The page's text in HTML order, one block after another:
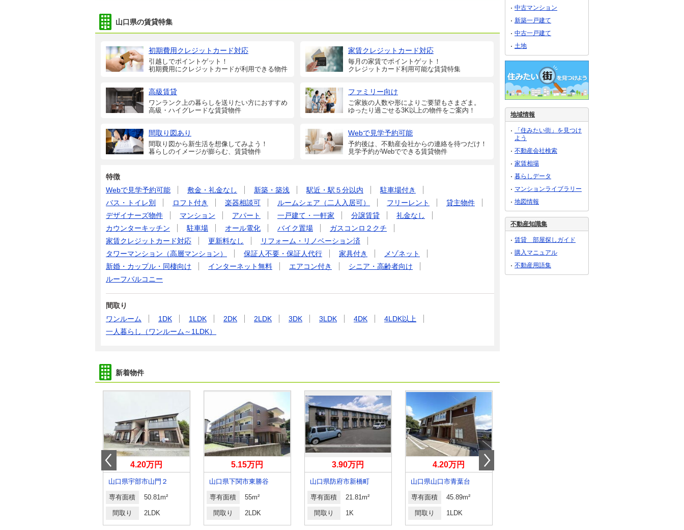
山口県の賃貸特集
初期費用クレジットカード対応
引越しでポイントゲット！
初期費用にクレジットカードが利用できる物件
家賃クレジットカード対応
毎月の家賃でポイントゲット！
クレジットカード利用可能な賃貸特集
高級賃貸
ワンランク上の暮らしを送りたい方におすすめ
高級・ハイグレードな賃貸物件
ファミリー向け
ご家族の人数や形によりご要望もさまざま。
ゆったり過ごせる3K以上の物件をご案内！
間取り図あり
間取り図から新生活を想像してみよう！
暮らしのイメージが膨らむ、賃貸物件
Webで見学予約可能
予約後は、不動産会社からの連絡を待つだけ！
見学予約がWebでできる賃貸物件
特徴
Webで見学予約可能
敷金・礼金なし 新築・築浅 駅近・駅５分以内
駐車場付き
バス・トイレ別
ロフト付き 楽器相談可 ルームシェア（二人入居可） フリーレント
貸主物件
デザイナーズ物件
マンション アパート 一戸建て・一軒家 分譲賃貸
礼金なし
カウンターキッチン
駐車場 オール電化 バイク置場
ガスコンロ２クチ
家賃クレジットカード対応
更新料なし
リフォーム・リノベーション済
タワーマンション（高層マンション）
保証人不要・保証人代行 家具付き
メゾネット
新婚・カップル・同棲向け
インターネット無料 エアコン付き
シニア・高齢者向け
ルーフバルコニー
間取り
ワンルーム
1DK 1LDK 2DK 2LDK 3DK 3LDK 4DK
4LDK以上
一人暮らし（ワンルーム～1LDK）
新着物件
4.20万円
山口県宇部市山門２
専有面積 50.81m²
間取り 2LDK
5.15万円
山口県下関市東勝谷
専有面積 55m²
間取り 2LDK
3.90万円
山口県防府市新橋町
専有面積 21.81m²
間取り 1K
4.20万円
山口県山口市青葉台
専有面積 45.89m²
間取り 1LDK
中古マンション
新築一戸建て
中古一戸建て
土地
地域情報
「住みたい街」を見つけ
よう
不動産会社検索
家賃相場
暮らしデータ
マンションライブラリー
地図情報
不動産知識集
賃貸 部屋探しガイド
購入マニュアル
不動産用語集